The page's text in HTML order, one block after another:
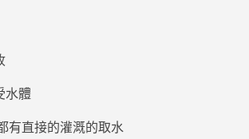
水體
有直接的灌溉的取水